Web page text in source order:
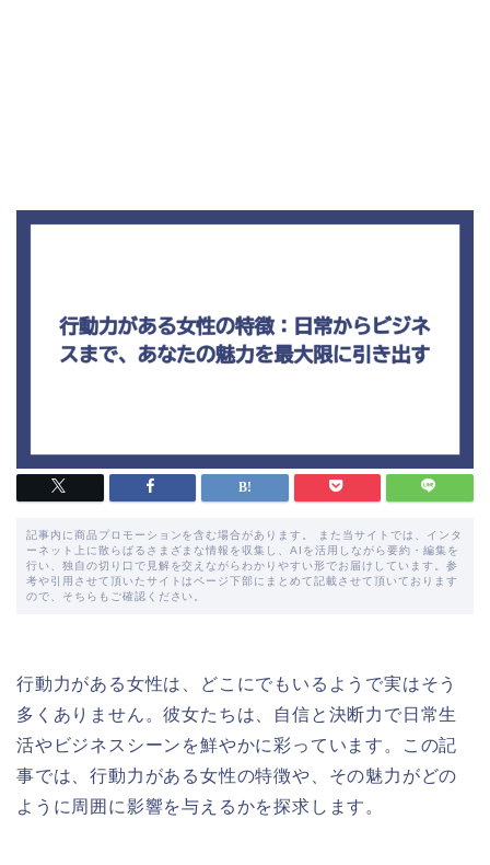
記事内に商品プロモーションを含む場合があります。 また当サイトでは、インタ
ーネット上に散らばるさまざまな情報を収集し、AIを活用しながら要約・編集を
行い、独自の切り口で見解を交えながらわかりやすい形でお届けしています。参
考や引用させて頂いたサイトはページ下部にまとめて記載させて頂いております
ので、そちらもご確認ください。
行動力がある女性は、どこにでもいるようで実はそう
多くありません。彼女たちは、自信と決断力で日常生
活やビジネスシーンを鮮やかに彩っています。この記
事では、行動力がある女性の特徴や、その魅力がどの
ように周囲に影響を与えるかを探求します。